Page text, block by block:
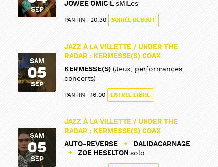
SEP
JOWEE OMICIL sMiLes
PANTIN 20:30 SOIRÉE DEBOUT
SAM
05
SEP
JAZZ À LA VILLETTE / UNDER THE
RADAR : KERMESSE(S) COAX
KERMESSE(S) (Jeux, performances,
concerts)
PANTIN 16:00 ENTRÉE LIBRE
SAM
05
SEP
JAZZ À LA VILLETTE / UNDER THE
RADAR : KERMESSE(S) COAX
AUTO-REVERSE
+
DALIDACARNAGE
+
ZOE HESELTON solo
PARTAGER
PARTAGER